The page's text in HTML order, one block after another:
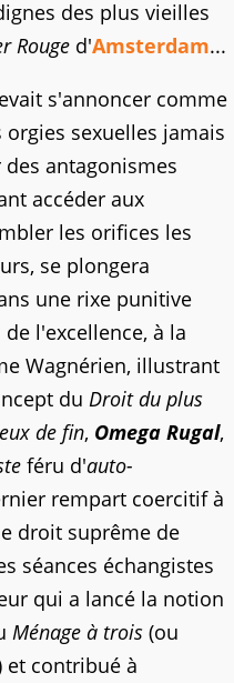
des plus vieilles
Rouge d'Amsterdam...
s'annoncer comme
sexuelles jamais
antagonismes
accéder aux
les orifices les
se plongera
une rixe punitive
l'excellence, à la
Wagnérien, illustrant
du Droit du plus
de fin, Omega Rugal,
féru d'auto-
rempart coercitif à
droit suprême de
séances échangistes
qui a lancé la notion
Ménage à trois (ou
et contribué à